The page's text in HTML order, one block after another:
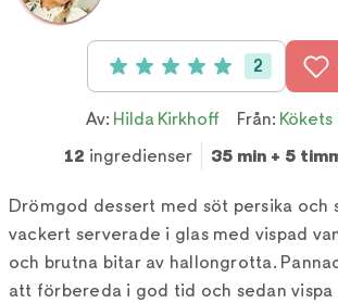
Betyg: 5 av 5 (2 röster)
2
Av: Hilda Kirkhoff Från:
12 ingredienser 35 min + 5
Drömgod dessert med söt persika och
vackert serverade i glas med vispad
och brutna bitar av hallongrotta.
att förbereda i god tid och sedan vispa